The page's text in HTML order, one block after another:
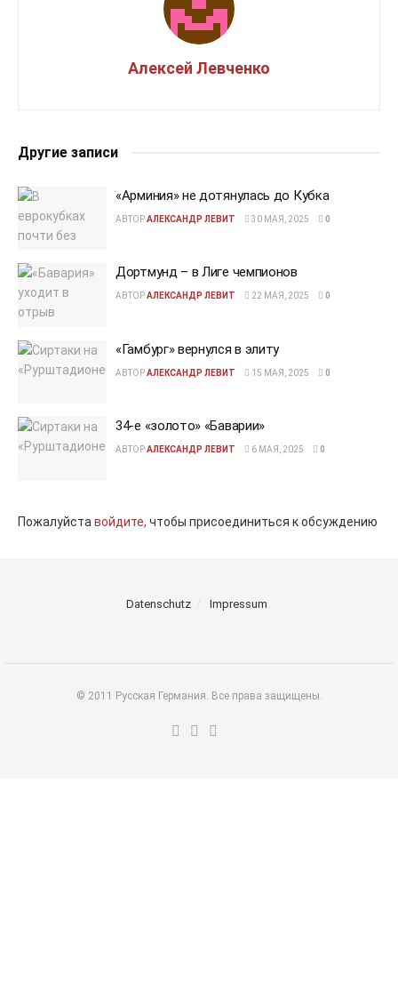
Алексей Левченко
Другие записи
«Арминия» не дотянулась до Кубка
АВТОРАЛЕКСАНДР ЛЕВИТ 30 МАЯ, 2025 0
Дортмунд – в Лиге чемпионов
АВТОРАЛЕКСАНДР ЛЕВИТ 22 МАЯ, 2025 0
«Гамбург» вернулся в элиту
АВТОРАЛЕКСАНДР ЛЕВИТ 15 МАЯ, 2025 0
34-е «золото» «Баварии»
АВТОРАЛЕКСАНДР ЛЕВИТ 6 МАЯ, 2025 0
Пожалуйста войдите, чтобы присоединиться к обсуждению
Datenschutz Impressum
© 2011 Русская Германия. Все права защищены.